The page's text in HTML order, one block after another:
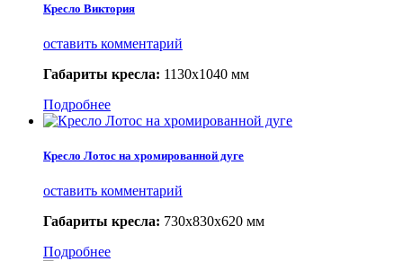
Кресло Виктория
оставить комментарий
Габариты кресла: 1130х1040 мм
Подробнее
Кресло Лотос на хромированной дуге
оставить комментарий
Габариты кресла: 730х830х620 мм
Подробнее